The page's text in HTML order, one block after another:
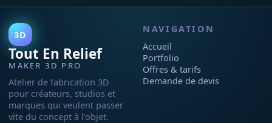
3D
Tout En Relief
MAKER 3D PRO
Atelier de fabrication 3D
pour créateurs, studios et
marques qui veulent passer
vite du concept à l’objet.
NAVIGATION
Accueil
Portfolio
Offres & tarifs
Demande de devis